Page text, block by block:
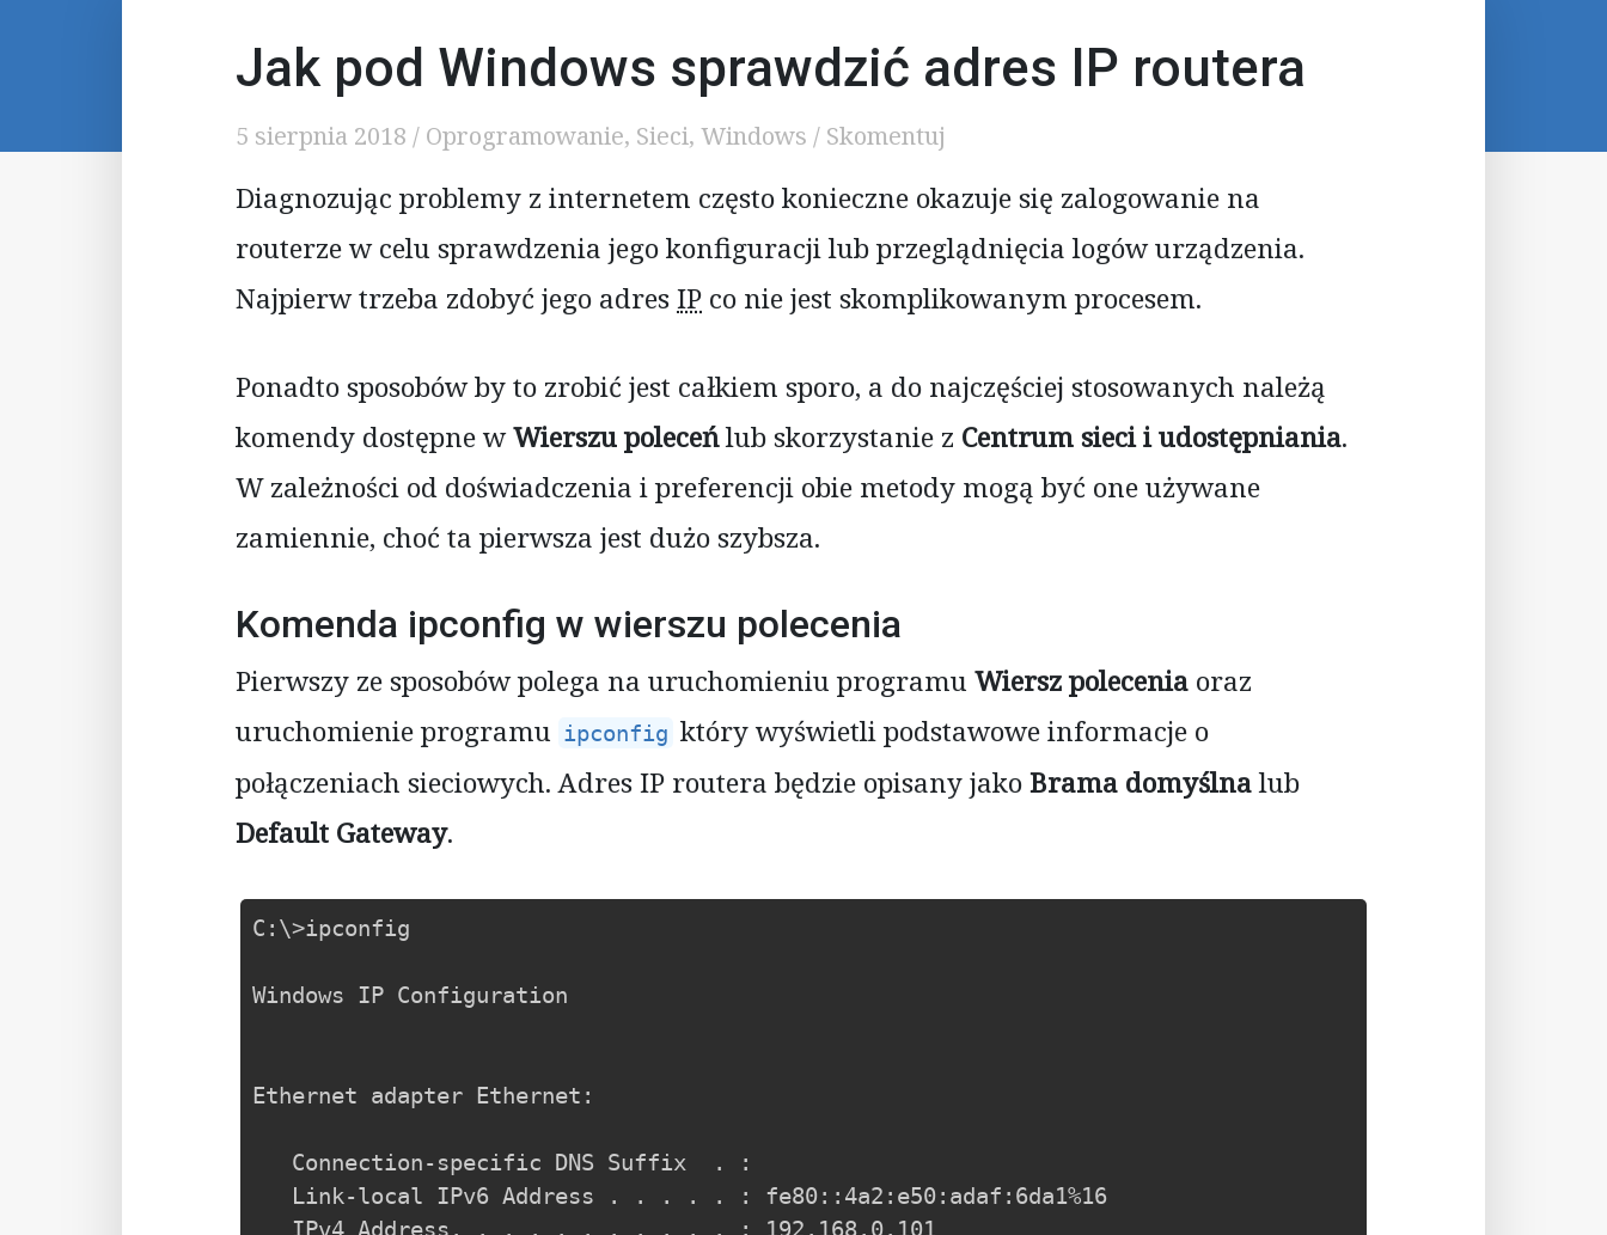
Jak pod Windows sprawdzić adres IP routera
5 sierpnia 2018 / Oprogramowanie, Sieci, Windows / Skomentuj
Windows
sprawdzić
IP
Diagnozując problemy z internetem często konieczne okazuje się zalogowanie na
routerze w celu sprawdzenia jego konfiguracji lub przeglądnięcia logów urządzenia.
Najpierw trzeba zdobyć jego adresIP co nie jest skomplikowanym procesem.
Ponadto sposobów by to zrobić jest całkiem sporo, a do najczęściej stosowanych należą
komendy dostępne wWierszu poleceńlub skorzystanie z Centrum sieci i udostępniania.
W zależności od doświadczenia i preferencji obie metody mogą być one używane
zamiennie, choć ta pierwsza jest dużo szybsza.
Komenda ipconfig w wierszu polecenia
Pierwszy ze sposobów polega na uruchomieniu programu Wiersz polecenia oraz
uruchomienie programu ipconfig który wyświetli podstawowe informacje o
połączeniach sieciowych. Adres IP routera będzie opisany jakoBrama domyślnalub
Default Gateway.
C:\>ipconfig
Windows IP Configuration
Ethernet adapter Ethernet: